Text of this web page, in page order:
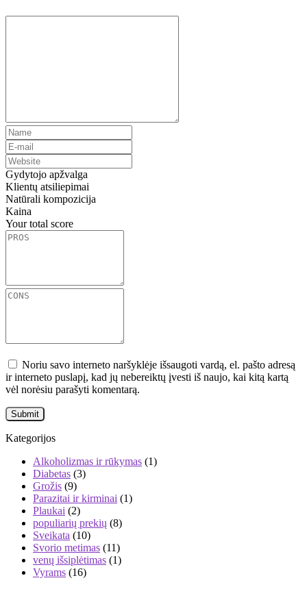
Gydytojo apžvalga
Klientų atsiliepimai
Natūrali kompozicija
Kaina
Your total score
Noriu savo interneto naršyklėje išsaugoti vardą, el. pašto adresą
ir interneto puslapį, kad jų nebereiktų įvesti iš naujo, kai kitą kartą
vėl norėsiu parašyti komentarą.
Kategorijos
Alkoholizmas ir rūkymas (1)
Diabetas (3)
Grožis (9)
Parazitai ir kirminai (1)
Plaukai (2)
populiarių prekių (8)
Sveikata (10)
Svorio metimas (11)
venų išsiplėtimas (1)
Vyrams (16)